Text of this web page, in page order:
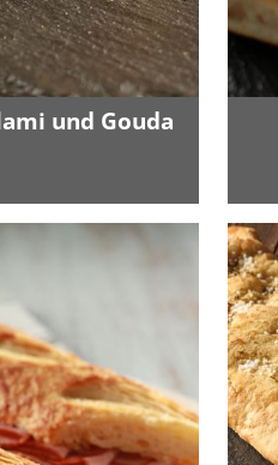
und Gouda